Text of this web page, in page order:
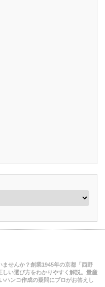
せんか？創業1945年の京都「西野
い選び方をわかりやすく解説。量産
ハンコ作成の疑問にプロがお答えし